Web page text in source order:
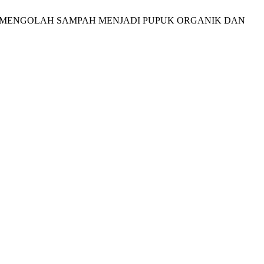
SAMPAH MENJADI PUPUK ORGANIK DAN